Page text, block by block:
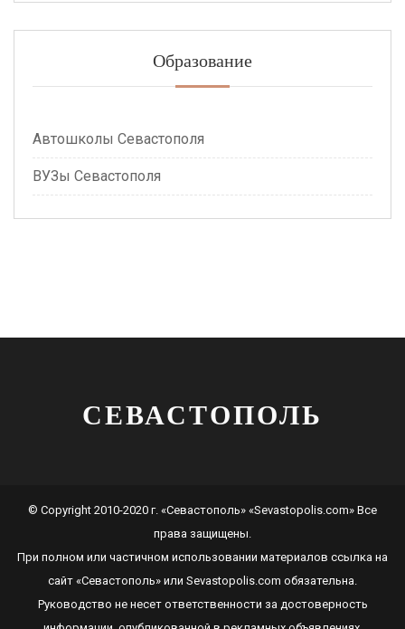
Образование
Автошколы Севастополя
ВУЗы Севастополя
СЕВАСТОПОЛЬ
© Copyright 2010-2020 г. «Севастополь» «Sevastopolis.com» Все
права защищены.
При полном или частичном использовании материалов ссылка на
сайт «Севастополь» или Sevastopolis.com обязательна.
Руководство не несет ответственности за достоверность